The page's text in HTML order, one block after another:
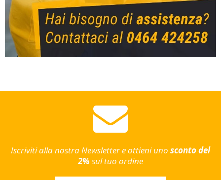
Iscriviti alla nostra Newsletter e ottieni uno sconto del
2% sul tuo ordine